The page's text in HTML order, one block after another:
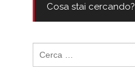
Cosa stai cercando?
per: